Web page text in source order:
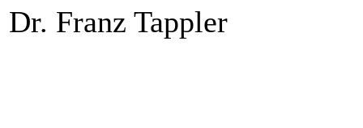
Dr. Franz Tappler